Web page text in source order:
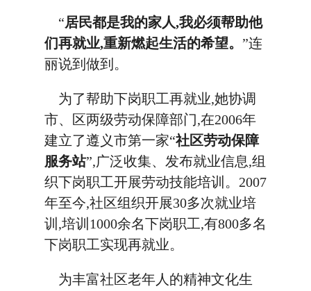
“居民都是我的家人,我必须帮助他
们再就业,重新燃起生活的希望。 ”连
丽说到做到。
为了帮助下岗职工再就业,她协调
市、区两级劳动保障部门,在2006年
建立了遵义市第一家“社区劳动保障
服务站”,广泛收集、发布就业信息,组
织下岗职工开展劳动技能培训。2007
年至今,社区组织开展30多次就业培
训,培训1000余名下岗职工,有800多名
下岗职工实现再就业。
为丰富社区老年人的精神文化生